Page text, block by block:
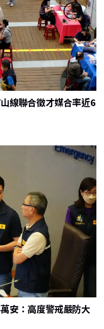
線聯合徵才媒合率近6
安：高度警戒嚴防大